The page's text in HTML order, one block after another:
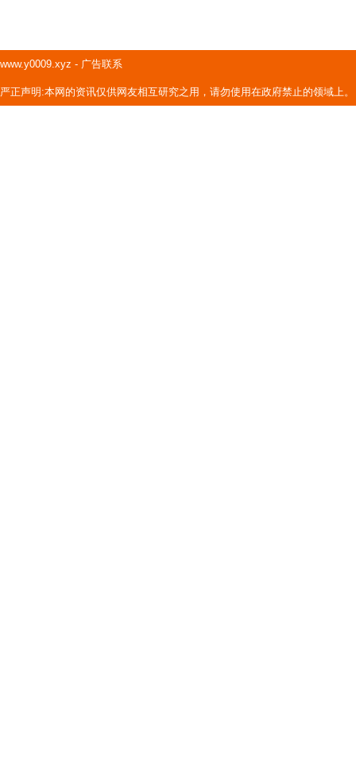
www.y0009.xyz - 广告联系
严正声明:本网的资讯仅供网友相互研究之用，请勿使用在政府禁止的领域上。